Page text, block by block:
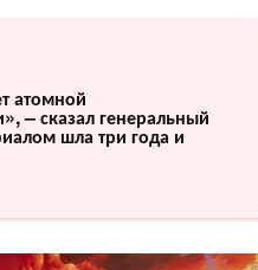
атомной
– сказал генеральный
шла три года и